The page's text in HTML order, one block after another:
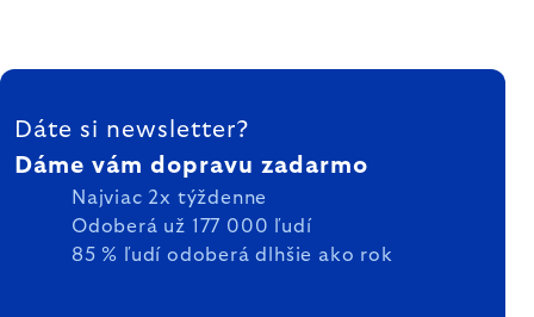
ZÁPÄTIE
Dáte si newsletter?
Dáme vám dopravu zadarmo
Najviac 2x týždenne
Odoberá už 177 000 ľudí
85 % ľudí odoberá dlhšie ako rok